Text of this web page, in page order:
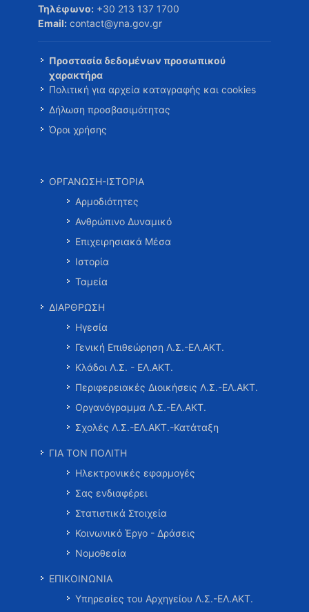
Τηλέφωνο: +30 213 137 1700
Email: contact@yna.gov.gr
Προστασία δεδομένων προσωπικού
χαρακτήρα
Πολιτική για αρχεία καταγραφής και cookies
Δήλωση προσβασιμότητας
Όροι χρήσης
ΟΡΓΑΝΩΣΗ-ΙΣΤΟΡΙΑ
Αρμοδιότητες
Ανθρώπινο Δυναμικό
Επιχειρησιακά Μέσα
Ιστορία
Ταμεία
ΔΙΑΡΘΡΩΣΗ
Ηγεσία
Γενική Επιθεώρηση Λ.Σ.-ΕΛ.ΑΚΤ.
Κλάδοι Λ.Σ. - ΕΛ.ΑΚΤ.
Περιφερειακές Διοικήσεις Λ.Σ.-ΕΛ.ΑΚΤ.
Οργανόγραμμα Λ.Σ.-ΕΛ.ΑΚΤ.
Σχολές Λ.Σ.-ΕΛ.ΑΚΤ.-Κατάταξη
ΓΙΑ ΤΟΝ ΠΟΛΙΤΗ
Ηλεκτρονικές εφαρμογές
Σας ενδιαφέρει
Στατιστικά Στοιχεία
Κοινωνικό Έργο - Δράσεις
Νομοθεσία
ΕΠΙΚΟΙΝΩΝΙΑ
Υπηρεσίες του Αρχηγείου Λ.Σ.-ΕΛ.ΑΚΤ.